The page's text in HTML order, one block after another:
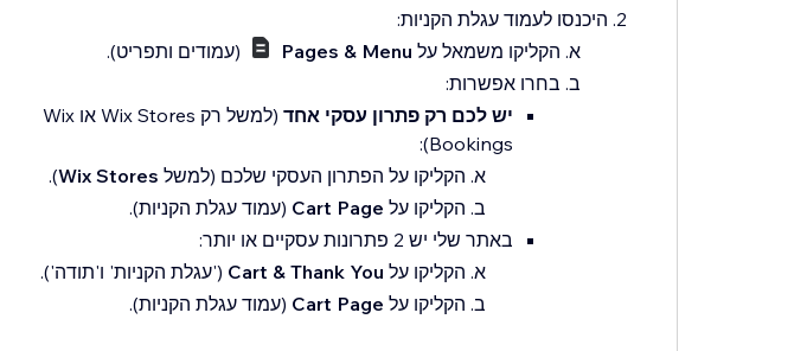
היכנסו לעמוד עגלת הקניות:
הקליקו משמאל על Pages & Menu
(עמודים ותפריט).
בחרו אפשרות:
יש לכם רק פתרון עסקי אחד
(למשל רק Wix Stores או Wix
Bookings):
הקליקו על הפתרון העסקי שלכם (למשל Wix Stores
).
הקליקו על Cart Page (עמוד עגלת הקניות).
באתר שלי יש 2 פתרונות עסקיים או יותר:
הקליקו על Cart & Thank You ('עגלת הקניות' ו'תודה').
הקליקו על Cart Page (עמוד עגלת הקניות).